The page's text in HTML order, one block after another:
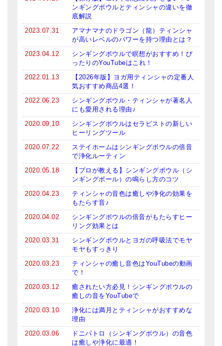
神々とつながるジュエリー
ヒーリング・マンダラポスター
ロゴステッカー・ポストカード各種
亡命チベット人尼僧のお守り・チャーム
チベット・マントラ・ヒーリングCD
シンギングボウル講座
倍音呼吸法レッスン
中級講座
上級講座
ビギナー講師・養成講座
メールお便り登録
ンギングボウルとティンシャの違いを徹
底解説
2023.07.31
アマナマナのドラゴン（龍）ティンシャ
が高いレベルのパワーを持つ理由とは？
2023.04.12
シンギングボウルで瞑想がおすすめ！ぴ
ったりのYouTubeはこれ！
2022.01.13
【2026年版】ヨガ用ティンシャの定番人
気おすすめ商品4選！
2022.06.23
シンギングボウル・ティンシャが著名人
にも愛用される理由♪
2020.09.10
シンギングボウルはセラピストの新しい
ヒーリングツール
2020.07.22
ステイホームはシンギングボウルの倍音
で浄化ルーティン
2020.05.18
【プロが教える】シンギングボウル（シ
ンギングボール）の鳴らし方のコツ
2020.04.23
ティンシャの音色は癒しや浄化の効果を
もたらす音♪
2020.04.02
シンギングボウルの倍音がもたらすヒー
リング効果とは
2020.03.31
シンギングボウルとヨガの呼吸法でモヤ
モヤもすっきり
2020.03.23
ティンシャの癒し音色はYouTubeの動画
で！
2020.03.12
癒されたい方必見！シンギングボウルの
癒しの音をYouTubeで
2020.03.10
浄化には満月とティンシャがおすすめな
理由
2020.03.06
ドニパトロ（シンギングボウル）の音色
は癒しや浄化に最適！